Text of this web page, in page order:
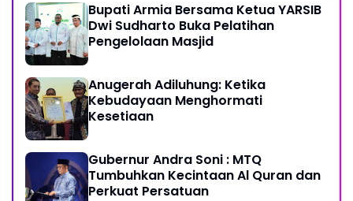
Bupati Armia Bersama Ketua YARSIB
Dwi Sudharto Buka Pelatihan
Pengelolaan Masjid
Anugerah Adiluhung: Ketika
Kebudayaan Menghormati
Kesetiaan
Gubernur Andra Soni : MTQ
Tumbuhkan Kecintaan Al Quran dan
Perkuat Persatuan